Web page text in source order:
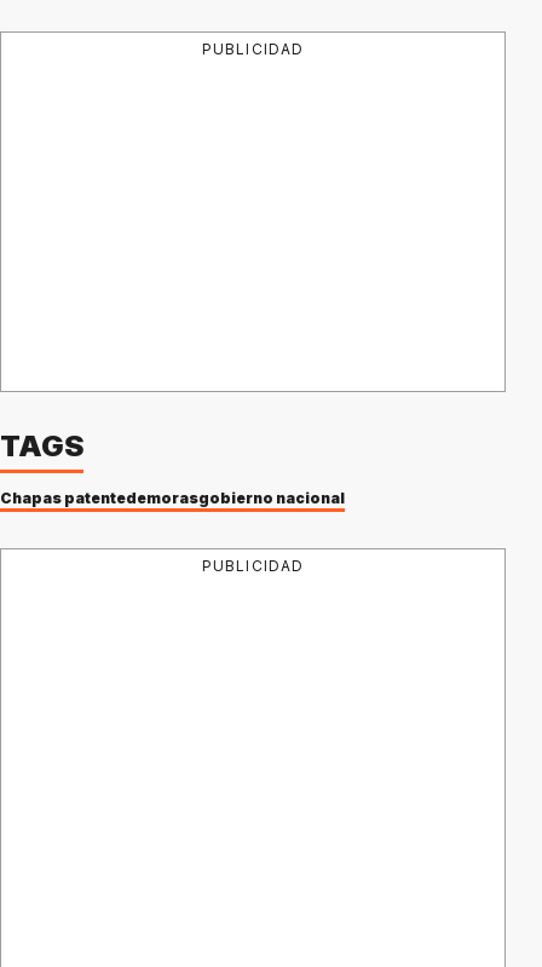
PUBLICIDAD
TAGS
Chapas patentedemorasgobierno nacional
PUBLICIDAD